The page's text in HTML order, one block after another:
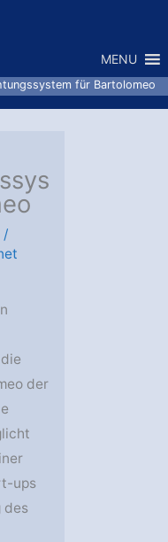
MENU
für Bartolomeo
/
der
ups
des